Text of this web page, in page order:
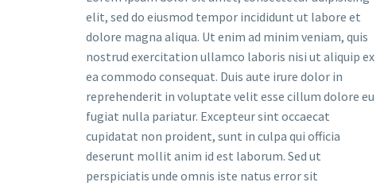
elit, sed do eiusmod tempor incididunt ut labore et
dolore magna aliqua. Ut enim ad minim veniam, quis
nostrud exercitation ullamco laboris nisi ut aliquip ex
ea commodo consequat. Duis aute irure dolor in
reprehenderit in voluptate velit esse cillum dolore eu
fugiat nulla pariatur. Excepteur sint occaecat
cupidatat non proident, sunt in culpa qui officia
deserunt mollit anim id est laborum. Sed ut
perspiciatis unde omnis iste natus error sit